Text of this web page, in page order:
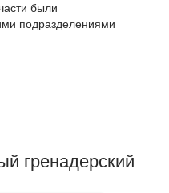
были
подразделениями
гренадерский